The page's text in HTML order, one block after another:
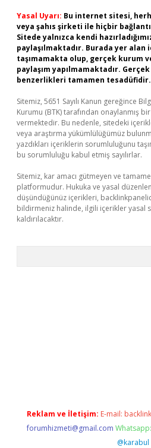
Yasal Uyarı: Bu internet sitesi,
veya şahıs şirketi ile hiçbir
Sitede yalnızca kendi
paylaşılmaktadır. Burada yer
taşımamakta olup, gerçek kurum
paylaşım yapılmamaktadır.
benzerlikleri tamamen tesadüfidir.
Sitemiz, 5651 Sayılı Kanun gereğince
Kurumu (BTK) tarafından onaylanmış
vermektedir. Bu nedenle, sitedeki
veya araştırma yükümlülüğümüz
yazdıkları içeriklerin sorumluluğunu
bu sorumluluğu kabul etmiş sayılırlar.
Sitemiz, kar amacı gütmeyen ve
platformudur. Hukuka ve yasal
düşündüğünüz içerikleri,
bildirmeniz halinde, ilgili içerikler yasal
kaldırılacaktır.
Reklam ve İletişim: E-mail:
forumhizmeti@gmail.com
@karabul